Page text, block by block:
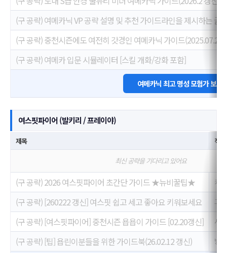
(구 공략) 여메카닉 VP 공략 설명 및 추천 가이드라인을 제시하는 글
(구 공략) 중천시즌에도 여전히 갓경인 여메카닉 가이드(2025.07.25
(구 공략) 여메카 입문 시뮬레이터 [스킬 개화/강화 포함]
여메카닉 최고 명성 모험가 보러
여스핏파이어 (발키리 / 프레이야)
제목 작
최신 공략을 기다리고 있어요
(구 공략) 2026 여스핏파이어 초간단 가이드 ★뉴비꿀팁★ 키
(구 공략) [260222 갱신] 여스핏 쉽고 세고 좋아요 키워보세요 그
(구 공략) [여스핏파이어] 중천시즌 욥욥이 가이드 [02.20갱신] 시
(구 공략) [팁] 욥린이분들을 위한 가이드북(26.02.12 갱신) 방